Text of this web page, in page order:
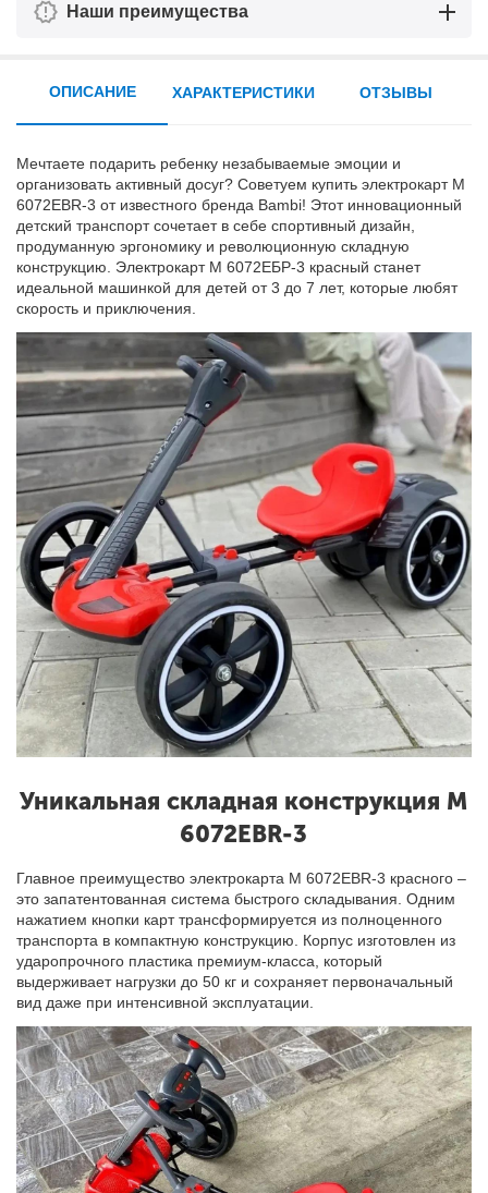
Наши преимущества
ОПИСАНИЕ
Мечтаете подарить ребенку незабываемые эмоции и
организовать активный досуг? Советуем купить электрокарт M
6072EBR-3 от известного бренда Bambi! Этот инновационный
детский транспорт сочетает в себе спортивный дизайн,
продуманную эргономику и революционную складную
конструкцию. Электрокарт М 6072ЕБР-3 красный станет
идеальной машинкой для детей от 3 до 7 лет, которые любят
скорость и приключения.
Уникальная складная конструкция M
6072EBR-3
Главное преимущество электрокарта M 6072EBR-3 красного –
это запатентованная система быстрого складывания. Одним
нажатием кнопки карт трансформируется из полноценного
транспорта в компактную конструкцию. Корпус изготовлен из
ударопрочного пластика премиум-класса, который
выдерживает нагрузки до 50 кг и сохраняет первоначальный
вид даже при интенсивной эксплуатации.
ХАРАКТЕРИСТИКИ ОТЗЫВЫ